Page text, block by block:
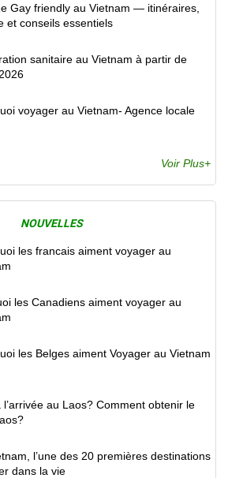
Gay friendly au Vietnam — itinéraires,
et conseils essentiels
sanitaire au Vietnam à partir de
voyager au Vietnam- Agence locale
Voir Plus+
NOUVELLES
les francais aiment voyager au
les Canadiens aiment voyager au
les Belges aiment Voyager au Vietnam
l’arrivée au Laos? Comment obtenir le
l’une des 20 premières destinations
dans la vie